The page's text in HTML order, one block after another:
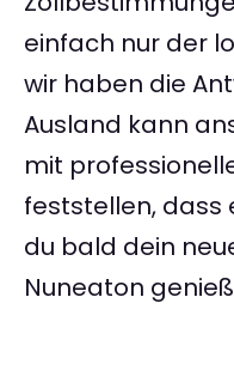
einfach nur der
wir haben die
Ausland kann
mit
feststellen, dass
du bald dein
Nuneaton